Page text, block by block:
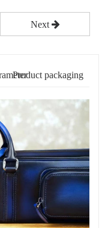
Next
Product packaging